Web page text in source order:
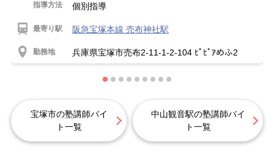
指導方法 個別指導
最寄り駅 阪急宝塚本線 売布神社駅
勤務地 兵庫県宝塚市売布2-11-1-2-104 ﾋﾟﾋﾟｱめふ2
宝塚市の塾講師バイ
ト一覧
中山観音駅の塾講師バイ
ト一覧